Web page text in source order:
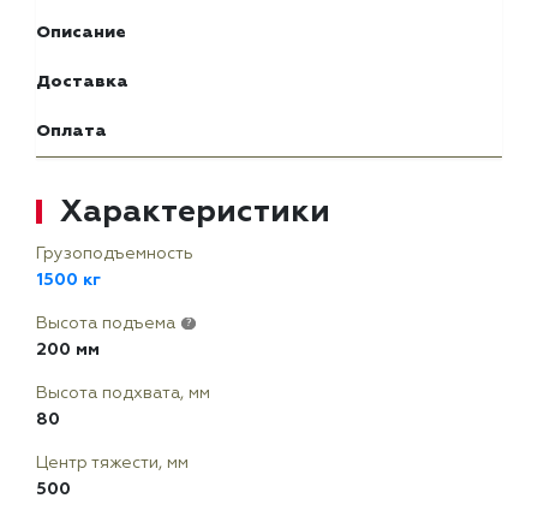
Описание
Доставка
Оплата
Характеристики
Грузоподъемность
1500 кг
Высота подъема ?
200 мм
Высота подхвата, мм
80
Центр тяжести, мм
500